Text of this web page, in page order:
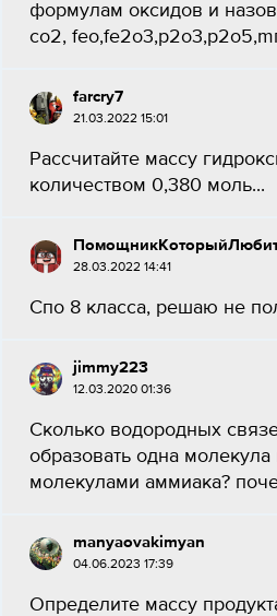
формулам оксидов и
со2,
farcry7
21.03.2022 15:01
Рассчитайте массу
количеством 0,380 моль...
28.03.2022 14:41
Спо 8 класса, решаю не
jimmy223
12.03.2020 01:36
Сколько водородных
образовать одна молекула
молекулами аммиака?
manyaovakimyan
04.06.2023 17:39
Определите массу